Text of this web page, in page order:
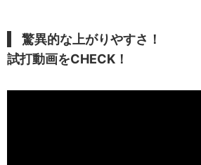
驚異的な上がりやすさ！
試打動画をCHECK！